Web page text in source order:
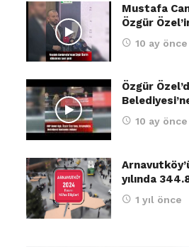
Mustafa
Özgür
10 ay önce
Özgür
10 ay önce
yılında
1 yıl önce